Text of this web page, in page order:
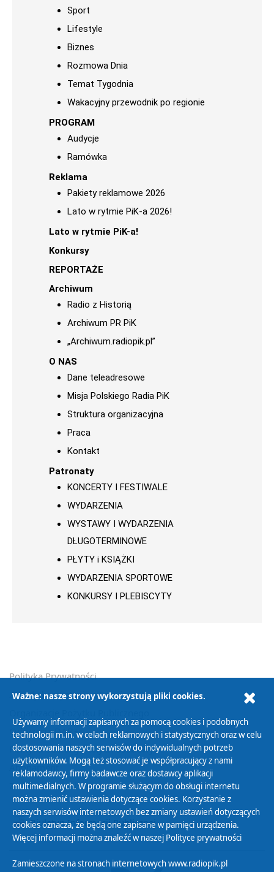
Sport
Lifestyle
Biznes
Rozmowa Dnia
Temat Tygodnia
Wakacyjny przewodnik po regionie
PROGRAM
Audycje
Ramówka
Reklama
Pakiety reklamowe 2026
Lato w rytmie PiK-a 2026!
Lato w rytmie PiK-a!
Konkursy
REPORTAŻE
Archiwum
Radio z Historią
Archiwum PR PiK
„Archiwum.radiopik.pl”
O NAS
Dane teleadresowe
Misja Polskiego Radia PiK
Struktura organizacyjna
Praca
Kontakt
Patronaty
KONCERTY I FESTIWALE
WYDARZENIA
WYSTAWY I WYDARZENIA
DŁUGOTERMINOWE
PŁYTY i KSIĄŻKI
WYDARZENIA SPORTOWE
KONKURSY I PLEBISCYTY
Polityka Prywatności
Zasady korzystania z Serwisu
Cyfryzacja DAB+
Polityka ochrony danych osobowych
Abonament
Zamówienia publiczne
Biuletyn Informacji Publicznej
Ważne: nasze strony wykorzystują pliki cookies.
Używamy informacji zapisanych za pomocą cookies i podobnych
technologii m.in. w celach reklamowych i statystycznych oraz w celu
dostosowania naszych serwisów do indywidualnych potrzeb
użytkowników. Mogą też stosować je współpracujący z nami
reklamodawcy, firmy badawcze oraz dostawcy aplikacji
multimedialnych. W programie służącym do obsługi internetu
można zmienić ustawienia dotyczące cookies. Korzystanie z
naszych serwisów internetowych bez zmiany ustawień dotyczących
cookies oznacza, że będą one zapisane w pamięci urządzenia.
Więcej informacji można znaleźć w naszej Polityce prywatności
Zamieszczone na stronach internetowych www.radiopik.pl